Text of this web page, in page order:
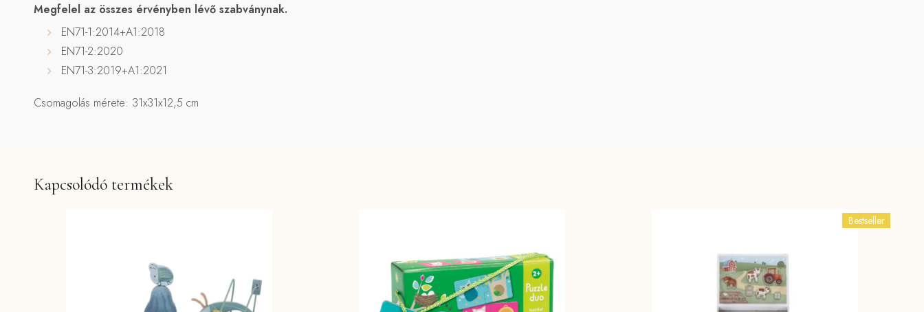
Megfelel az összes érvényben lévő szabványnak.
EN71-1:2014+A1:2018
EN71-2:2020
EN71-3:2019+A1:2021
Csomagolás mérete: 31x31x12,5 cm
Kapcsolódó termékek
Bestseller